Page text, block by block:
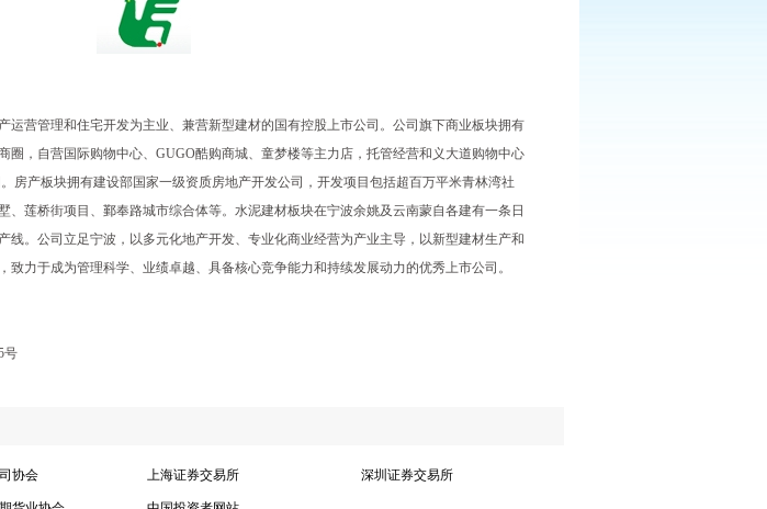
运营管理和住宅开发为主业、兼营新型建材的国有控股上市公司。公司旗下商业板块拥有
圈，自营国际购物中心、GUGO酷购商城、童梦楼等主力店，托管经营和义大道购物中心
房产板块拥有建设部国家一级资质房地产开发公司，开发项目包括超百万平米青林湾社
、莲桥街项目、鄞奉路城市综合体等。水泥建材板块在宁波余姚及云南蒙自各建有一条日
线。公司立足宁波，以多元化地产开发、专业化商业经营为产业主导，以新型建材生产和
致力于成为管理科学、业绩卓越、具备核心竞争能力和持续发展动力的优秀上市公司。
号
协会 上海证券交易所 深圳证券交易所